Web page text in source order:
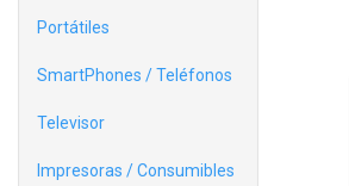
Portátiles
SmartPhones / Teléfonos
Televisor
Impresoras / Consumibles